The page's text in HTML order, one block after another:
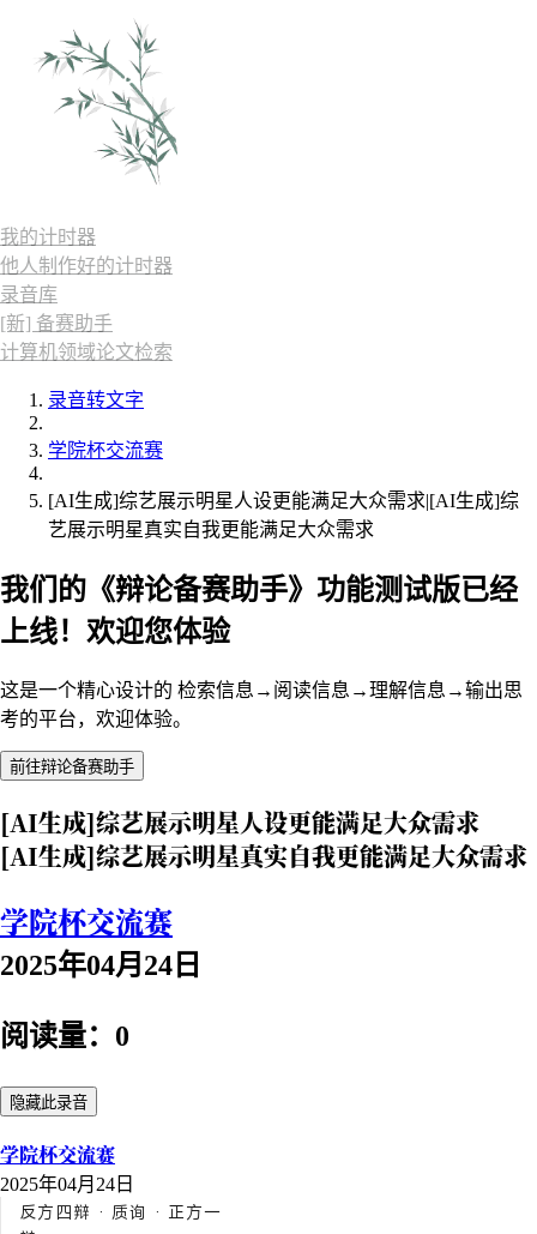
我的计时器
他人制作好的计时器
录音库
[新] 备赛助手
计算机领域论文检索
录音转文字
学院杯交流赛
[AI生成]综艺展示明星人设更能满足大众需求|[AI生成]综
艺展示明星真实自我更能满足大众需求
我们的《辩论备赛助手》功能测试版已经
上线！欢迎您体验
这是一个精心设计的 检索信息→阅读信息→理解信息→输出思
考的平台，欢迎体验。
前往辩论备赛助手
[AI生成]综艺展示明星人设更能满足大众需求
[AI生成]综艺展示明星真实自我更能满足大众需求
学院杯交流赛
2025年04月24日
阅读量：0
隐藏此录音
学院杯交流赛
2025年04月24日
反方四辩 · 质询 · 正方一